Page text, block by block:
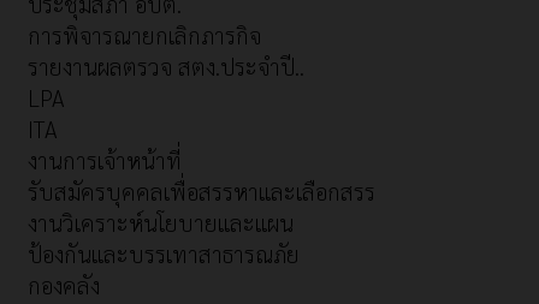
การพิจารณายกเลิกภารกิจ
รายงานผลตรวจ สตง.ประจำปี..
LPA
ITA
งานการเจ้าหน้าที่
รับสมัครบุคคลเพื่อสรรหาและเลือกสรร
งานวิเคราะห์นโยบายและแผน
ป้องกันและบรรเทาสาธารณภัย
กองคลัง